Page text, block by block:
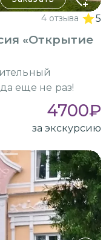
4 отзыва 5
«Открытие
еще не раз!
4700₽
за экскурсию